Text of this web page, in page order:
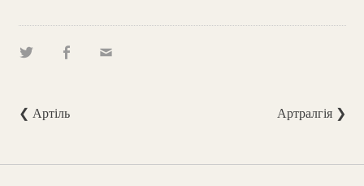
❮ Артіль Артралгія ❯